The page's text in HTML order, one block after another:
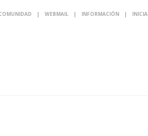
| WEBMAIL | INFORMACIÓN |